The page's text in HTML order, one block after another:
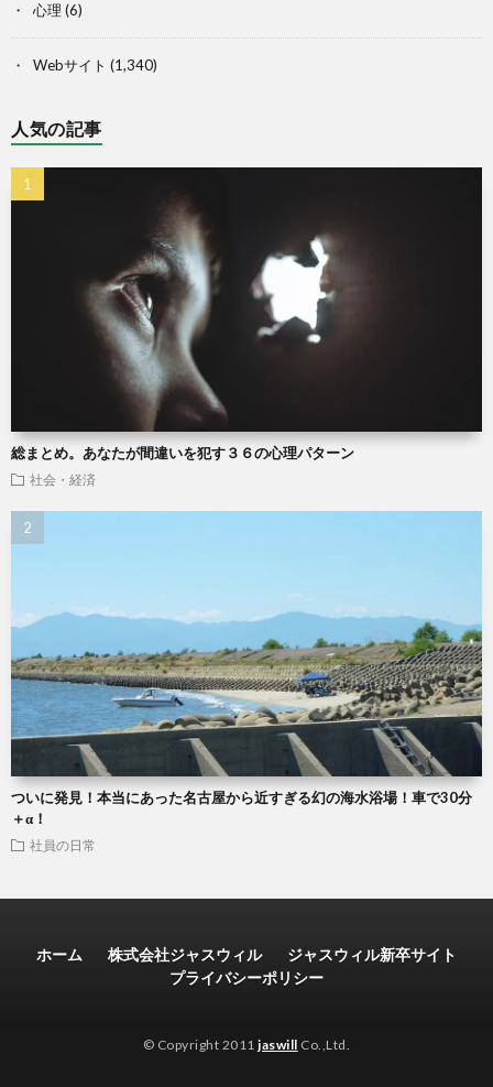
心理 (6)
Webサイト (1,340)
人気の記事
総まとめ。あなたが間違いを犯す３６の心理パターン
社会・経済
ついに発見！本当にあった名古屋から近すぎる幻の海水浴場！車で30分
＋α！
社員の日常
ホーム 株式会社ジャスウィル
ジャスウィル新卒サイト
プライバシーポリシー
© Copyright 2011jaswill Co.,Ltd.